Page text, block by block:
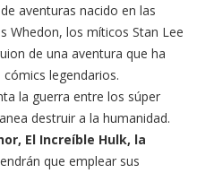
aventuras nacido en las
Whedon, los míticos Stan Lee
de una aventura que ha
legendarios.
la guerra entre los súper
destruir a la humanidad.
El Increíble Hulk, la
que emplear sus